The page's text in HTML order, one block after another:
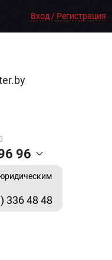
Вход / Регистрация
96
336 48 48